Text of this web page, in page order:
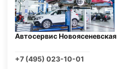
Автосервис Новоясеневская
+7 (495) 023-10-01